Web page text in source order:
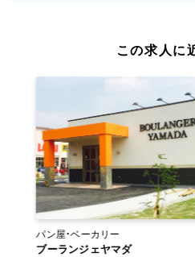
この求人に
パン屋・ベーカリー
ブーランジェヤマダ